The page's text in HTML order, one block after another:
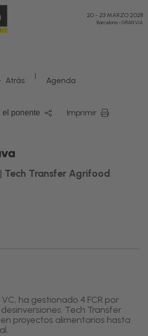
20 - 23 MARZO 2028
Barcelona-GRAN VIA
Atrás | Agenda
el ponente Imprimir
Tech Transfer Agrifood
ha gestionado 4 FCR por
desinversiones. Tech Transfer
proyectos alimentarios hasta